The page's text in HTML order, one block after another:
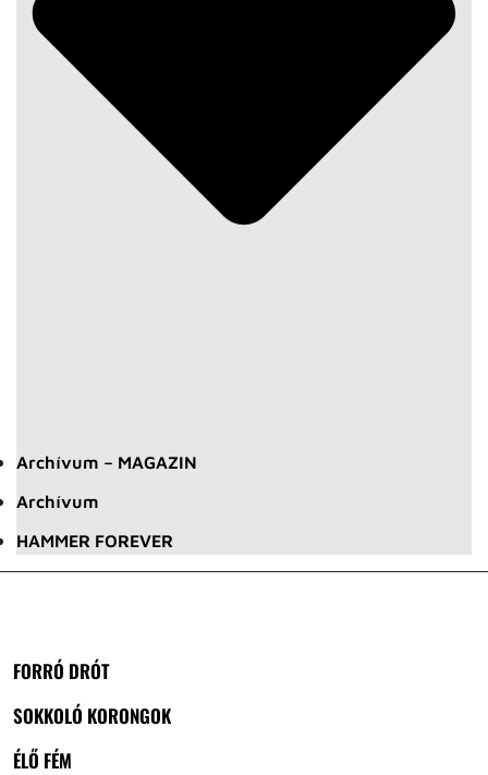
Archívum – MAGAZIN
Archívum
HAMMER FOREVER
FORRÓ DRÓT
SOKKOLÓ KORONGOK
ÉLŐ FÉM